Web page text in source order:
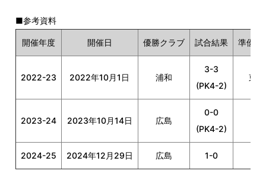
■参考資料
開催年度 開催日 優勝クラブ 試合結果 準優勝
2022-23 2022年10月1日 浦和
3-3
(PK4-2)
東
2023-24 2023年10月14日 広島
0-0
(PK4-2)
2024-25 2024年12月29日 広島 1-0